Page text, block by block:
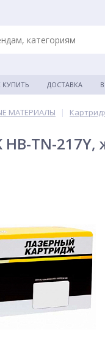
КУПИТЬ ДОСТАВКА
МАТЕРИАЛЫ |
HB-TN-